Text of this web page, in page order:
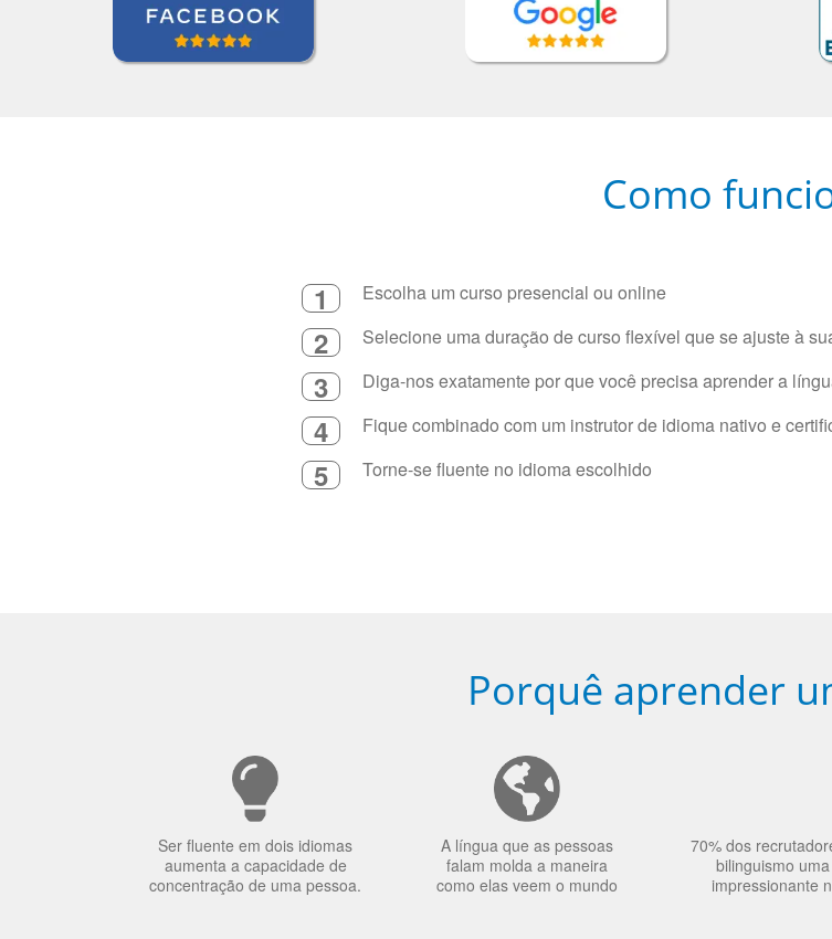
Como
1 Escolha um curso presencial ou online
2 Selecione uma duração de curso flexível que se ajuste à
3 Diga-nos exatamente por que você precisa aprender a
4 Fique combinado com um instrutor de idioma nativo e
5 Torne-se fluente no idioma escolhido
Porquê aprender
Ser fluente em dois idiomas
aumenta a capacidade de
concentração de uma pessoa.
A língua que as pessoas
falam molda a maneira
como elas veem o mundo
70% dos
bilinguismo
impressionante